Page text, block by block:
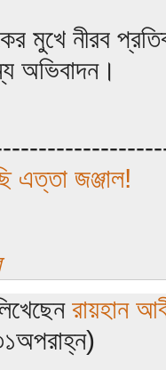
মুখে নীরব
অভিবাদন।
এত্তা জঞ্জাল!
রায়হান